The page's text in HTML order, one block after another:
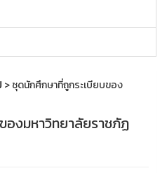
> ชุดนักศึกษาที่ถูกระเบียบของ
องมหาวิทยาลัยราชภัฏ